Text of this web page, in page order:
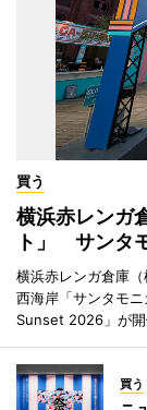
買う
横浜赤レンガ
ト」 サンタ
横浜赤レンガ倉庫
西海岸「サンタモ
Sunset 2026」が開
買う